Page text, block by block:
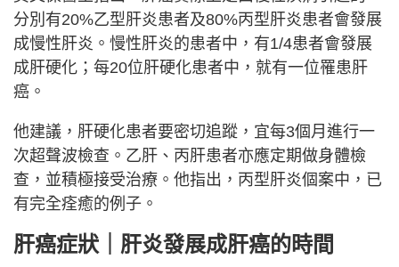
分別有20%乙型肝炎患者及80%丙型肝炎患者會發展
成慢性肝炎。慢性肝炎的患者中，有1/4患者會發展
成肝硬化；每20位肝硬化患者中，就有一位罹患肝
癌。
他建議，肝硬化患者要密切追蹤，宜每3個月進行一
次超聲波檢查。乙肝、丙肝患者亦應定期做身體檢
查，並積極接受治療。他指出，丙型肝炎個案中，已
有完全痊癒的例子。
肝癌症狀｜肝炎發展成肝癌的時間